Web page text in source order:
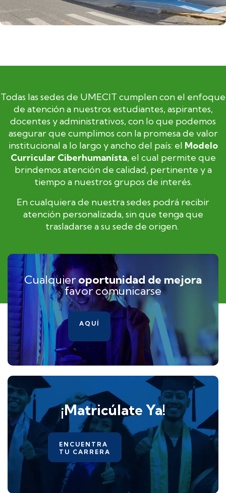
Todas las sedes de UMECIT cumplen con el enfoque
de atención a nuestros estudiantes, aspirantes,
docentes y administrativos, con lo que podemos
asegurar que cumplimos con la promesa de valor
institucional a lo largo y ancho del país: el Modelo
Curricular Ciberhumanísta, el cual permite que
brindemos atención de calidad, pertinente y a
tiempo a nuestros grupos de interés.
En cualquiera de nuestra sedes podrá recibir
atención personalizada, sin que tenga que
trasladarse a su sede de origen.
Cualquier oportunidad de mejora
favor comunicarse
AQUÍ
¡Matricúlate Ya!
ENCUENTRA
TU CARRERA